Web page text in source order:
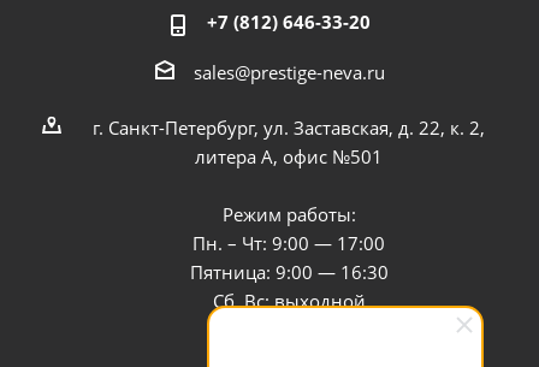
+7 (812) 646-33-20
sales@prestige-neva.ru
г. Санкт-Петербург, ул. Заставская, д. 22, к. 2,
литера А, офис №501
Режим работы:
Пн. – Чт: 9:00 — 17:00
Пятница: 9:00 — 16:30
Сб, Вс: выходной